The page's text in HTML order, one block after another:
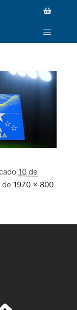
10 de
de 1970 × 800